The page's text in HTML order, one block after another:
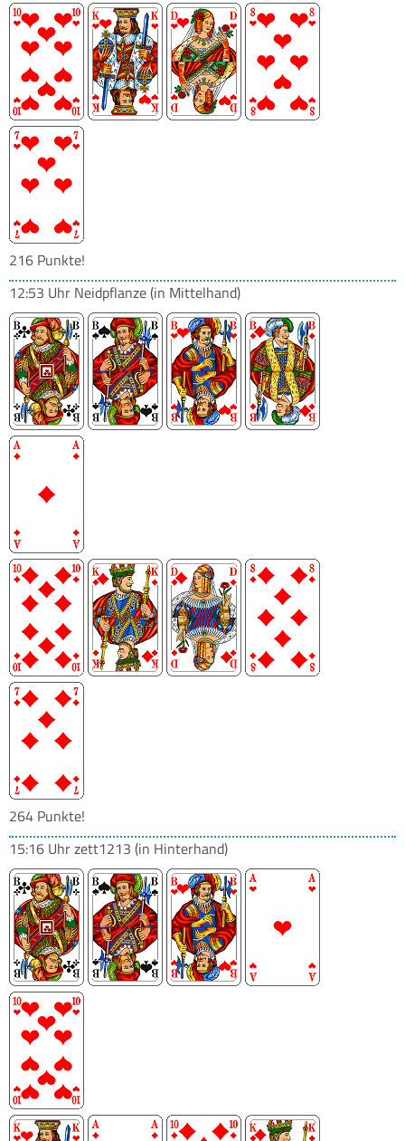
216 Punkte!
12:53 Uhr Neidpflanze(in Mittelhand)
264 Punkte!
15:16 Uhrzett1213 (in Hinterhand)